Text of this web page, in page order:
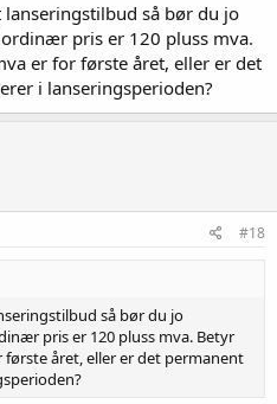
så bør du jo
pris er 120 pluss mva.
er for første året, eller er det
i lanseringsperioden?
#18
så bør du jo
pris er 120 pluss mva. Betyr
året, eller er det permanent